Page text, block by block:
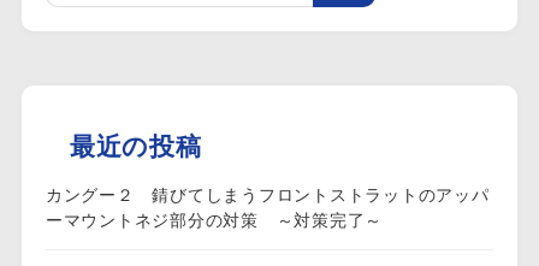
最近の投稿
カングー２ 錆びてしまうフロントストラットのアッパ
ーマウントネジ部分の対策 ～対策完了～